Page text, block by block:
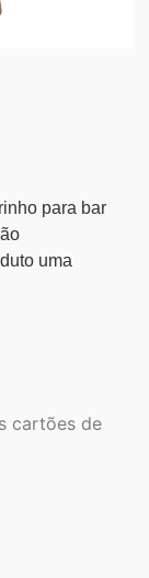
para bar
uma
cartões de